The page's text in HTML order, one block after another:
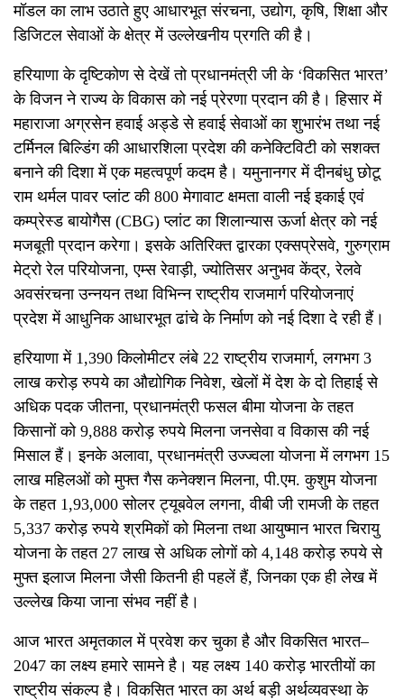
मॉडल का लाभ उठाते हुए आधारभूत संरचना,उद्योग,कृषि,शिक्षा और
डिजिटल सेवाओं के क्षेत्र में उल्लेखनीय प्रगति की है।
हरियाणा के दृष्टिकोण से देखें तो प्रधानमंत्रीजीके ‘विकसित भारत’
के विजन ने राज्य के विकास को नईप्रेरणाप्रदान की है।हिसार में
महाराजा अग्रसेन हवाई अड्डे से हवाई सेवाओं का शुभारंभ तथा नई
टर्मिनल बिल्डिंग की आधारशिला प्रदेश की कनेक्टिविटी को सशक्त
बनाने की दिशा में एक महत्वपूर्ण कदम है। यमुनानगर में दीनबंधु छोटू
राम थर्मल पावर प्लांट की 800 मेगावाट क्षमता वाली नई इकाई एवं
कम्प्रेस्ड बायोगैस (CBG)प्लांट का शिलान्यास ऊर्जा क्षेत्र को नई
मजबूती प्रदान करेगा। इसके अतिरिक्त द्वारका एक्सप्रेसवे,गुरुग्राम
मेट्रो रेल परियोजना,एम्स रेवाड़ी,ज्योतिसर अनुभव केंद्र,रेलवे
अवसंरचना उन्नयन तथा विभिन्न राष्ट्रीय राजमार्ग परियोजनाएं
प्रदेश में आधुनिक आधारभूत ढांचे के निर्माण को नई दिशा दे रही हैं।
हरियाणा में 1,390 किलोमीटर लंबे 22 राष्ट्रीय राजमार्ग, लगभग 3
लाख करोड़ रुपये का औद्योगिक निवेश, खेलों में देश के दो तिहाई से
अधिक पदक जीतना,प्रधानमंत्री फसल बीमा योजना के तहत
किसानों को 9,888 करोड़ रुपये मिलना जनसेवा व विकास की नई
मिसाल हैं। इनके अलावा,प्रधानमंत्री उज्ज्वला योजना में लगभग 15
लाख महिलओं को मुफ्त गैस कनेक्शन मिलना, पी.एम. कुशुम योजना
के तहत 1,93,000 सोलर ट्यूबवेल लगना, वीबी जी रामजी के तहत
5,337 करोड़ रुपये श्रमिकों को मिलना तथा आयुष्मान भारत चिरायु
योजना के तहत 27 लाख से अधिकलोगों को 4,148 करोड़ रुपये से
मुफ्त इलाज मिलना जैसी कितनी ही पहलें हैं, जिनका एक ही लेख में
उल्लेख किया जाना संभव नहीं है।
आज भारत अमृतकाल में प्रवेश कर चुका है और विकसित भारत–
2047का लक्ष्य हमारे सामने है। यह लक्ष्य 140करोड़ भारतीयों का
राष्ट्रीय संकल्प है। विकसित भारत का अर्थ बड़ी अर्थव्यवस्थाके